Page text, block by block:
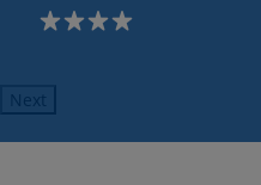
4
Next